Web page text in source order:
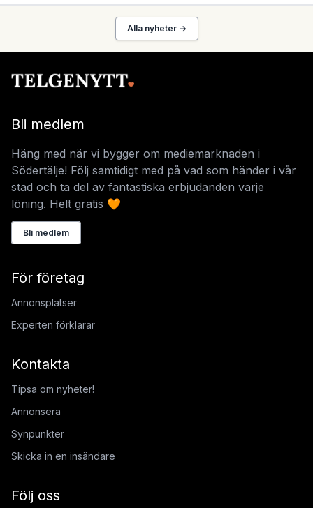
Alla nyheter →
Bli medlem
Häng med när vi bygger om mediemarknaden i
Södertälje! Följ samtidigt med på vad som händer i vår
stad och ta del av fantastiska erbjudanden varje
löning. Helt gratis 🧡
Bli medlem
För företag
Annonsplatser
Experten förklarar
Kontakta
Tipsa om nyheter!
Annonsera
Synpunkter
Skicka in en insändare
Följ oss